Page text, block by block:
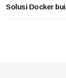
Solusi Docker